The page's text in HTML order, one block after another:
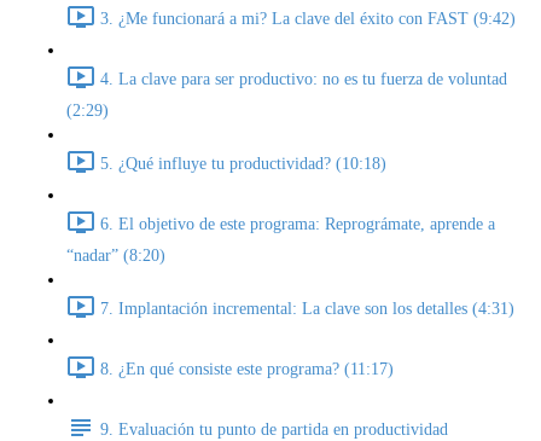
3. ¿Me funcionará a mi? La clave del éxito con FAST (9:42)
4. La clave para ser productivo: no es tu fuerza de voluntad
(2:29)
5. ¿Qué influye tu productividad? (10:18)
6. El objetivo de este programa: Reprográmate, aprende a
“nadar” (8:20)
7. Implantación incremental: La clave son los detalles (4:31)
8. ¿En qué consiste este programa? (11:17)
9. Evaluación tu punto de partida en productividad